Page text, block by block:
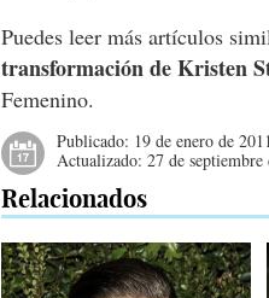
Puedes leer más artículos
transformación de Kristen
Femenino.
Publicado: 19 de enero de 2011
Actualizado:27 de septiembre
Relacionados